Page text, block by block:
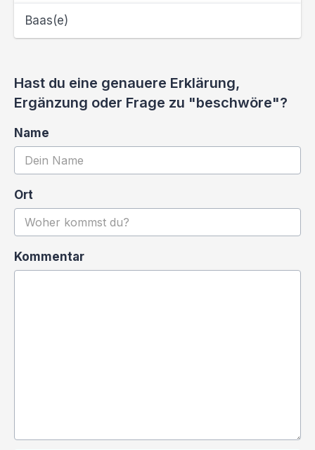
Baas(e)
Hast du eine genauere Erklärung,
Ergänzung oder Frage zu "beschwöre"?
Name
Ort
Kommentar